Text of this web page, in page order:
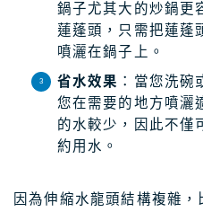
鍋子尤其大的炒鍋更
蓮蓬頭，只需把蓮蓬
噴灑在鍋子上。
省水效果 ：當您洗碗
您在需要的地方噴灑
的水較少，因此不僅
約用水。
因為伸縮水龍頭結構複雜